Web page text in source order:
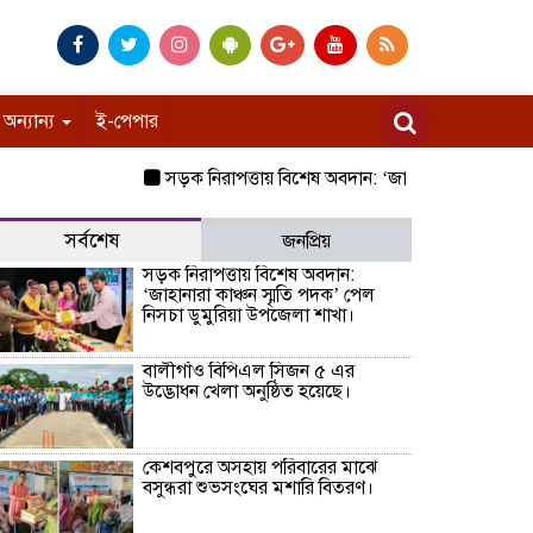
অন্যান্য ই-পেপার
সড়ক নিরাপত্তায় বিশেষ অবদান: ‘জাহানারা কাঞ্চন স্মৃতি
সর্বশেষ
জনপ্রিয়
সড়ক নিরাপত্তায় বিশেষ অবদান:
‘জাহানারা কাঞ্চন স্মৃতি পদক’ পেল
নিসচা ডুমুরিয়া উপজেলা শাখা।
বালীগাঁও বিপিএল সিজন ৫ এর
উদ্ভোধন খেলা অনুষ্ঠিত হয়েছে।
কেশবপুরে অসহায় পরিবারের মাঝে
বসুন্ধরা শুভসংঘের মশারি বিতরণ।